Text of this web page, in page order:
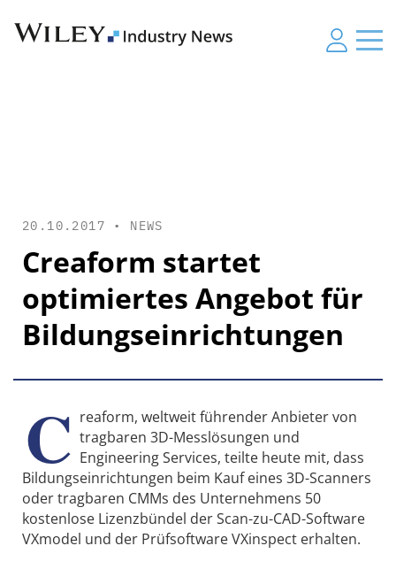
20.10.2017 • NEWS
Creaform startet
optimiertes Angebot für
Bildungseinrichtungen
C reaform, weltweit führender Anbieter von
tragbaren 3D-Messlösungen und
Engineering Services, teilte heute mit, dass
Bildungseinrichtungen beim Kauf eines 3D-Scanners
oder tragbaren CMMs des Unternehmens 50
kostenlose Lizenzbündel der Scan-zu-CAD-Software
VXmodel und der Prüfsoftware VXinspect erhalten.